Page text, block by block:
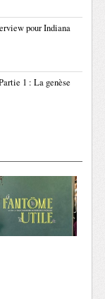
pour Indiana
1 : La genèse